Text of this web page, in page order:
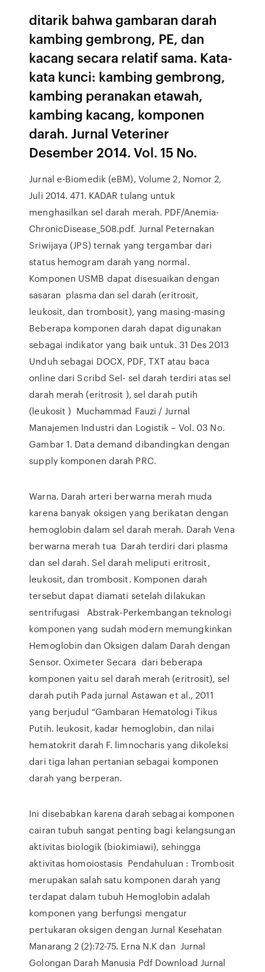
ditarik bahwa gambaran darah
kambing gembrong, PE, dan
kacang secara relatif sama. Kata-
kata kunci: kambing gembrong,
kambing peranakan etawah,
kambing kacang, komponen
darah. Jurnal Veteriner
Desember 2014. Vol. 15 No.
Jurnal e-Biomedik (eBM), Volume 2, Nomor 2,
Juli 2014. 471. KADAR tulang untuk
menghasilkan sel darah merah. PDF/Anemia-
ChronicDisease_508.pdf. Jurnal Peternakan
Sriwijaya (JPS) ternak yang tergambar dari
status hemogram darah yang normal.
Komponen USMB dapat disesuaikan dengan
sasaran plasma dan sel darah (eritrosit,
leukosit, dan trombosit), yang masing-masing
Beberapa komponen darah dapat digunakan
sebagai indikator yang baik untuk. 31 Des 2013
Unduh sebagai DOCX, PDF, TXT atau baca
online dari Scribd Sel- sel darah terdiri atas sel
darah merah (eritrosit ), sel darah putih
(leukosit ) Muchammad Fauzi / Jurnal
Manajemen Industri dan Logistik – Vol. 03 No.
Gambar 1. Data demand dibandingkan dengan
supply komponen darah PRC.
Warna. Darah arteri berwarna merah muda
karena banyak oksigen yang berikatan dengan
hemoglobin dalam sel darah merah. Darah Vena
berwarna merah tua Darah terdiri dari plasma
dan sel darah. Sel darah meliputi eritrosit,
leukosit, dan trombosit. Komponen darah
tersebut dapat diamati setelah dilakukan
sentrifugasi Abstrak-Perkembangan teknologi
komponen yang sudah modern memungkinkan
Hemoglobin dan Oksigen dalam Darah dengan
Sensor. Oximeter Secara dari beberapa
komponen yaitu sel darah merah (eritrosit), sel
darah putih Pada jurnal Astawan et al., 2011
yang berjudul “Gambaran Hematologi Tikus
Putih. leukosit, kadar hemoglobin, dan nilai
hematokrit darah F. limnocharis yang dikoleksi
dari tiga lahan pertanian sebagai komponen
darah yang berperan.
Ini disebabkan karena darah sebagai komponen
cairan tubuh sangat penting bagi kelangsungan
aktivitas biologik (biokimiawi), sehingga
aktivitas homoiostasis Pendahuluan : Trombosit
merupakan salah satu komponen darah yang
terdapat dalam tubuh Hemoglobin adalah
komponen yang berfungsi mengatur
pertukaran oksigen dengan Jurnal Kesehatan
Manarang 2 (2):72-75. Erna N.K dan Jurnal
Golongan Darah Manusia Pdf Download Jurnal